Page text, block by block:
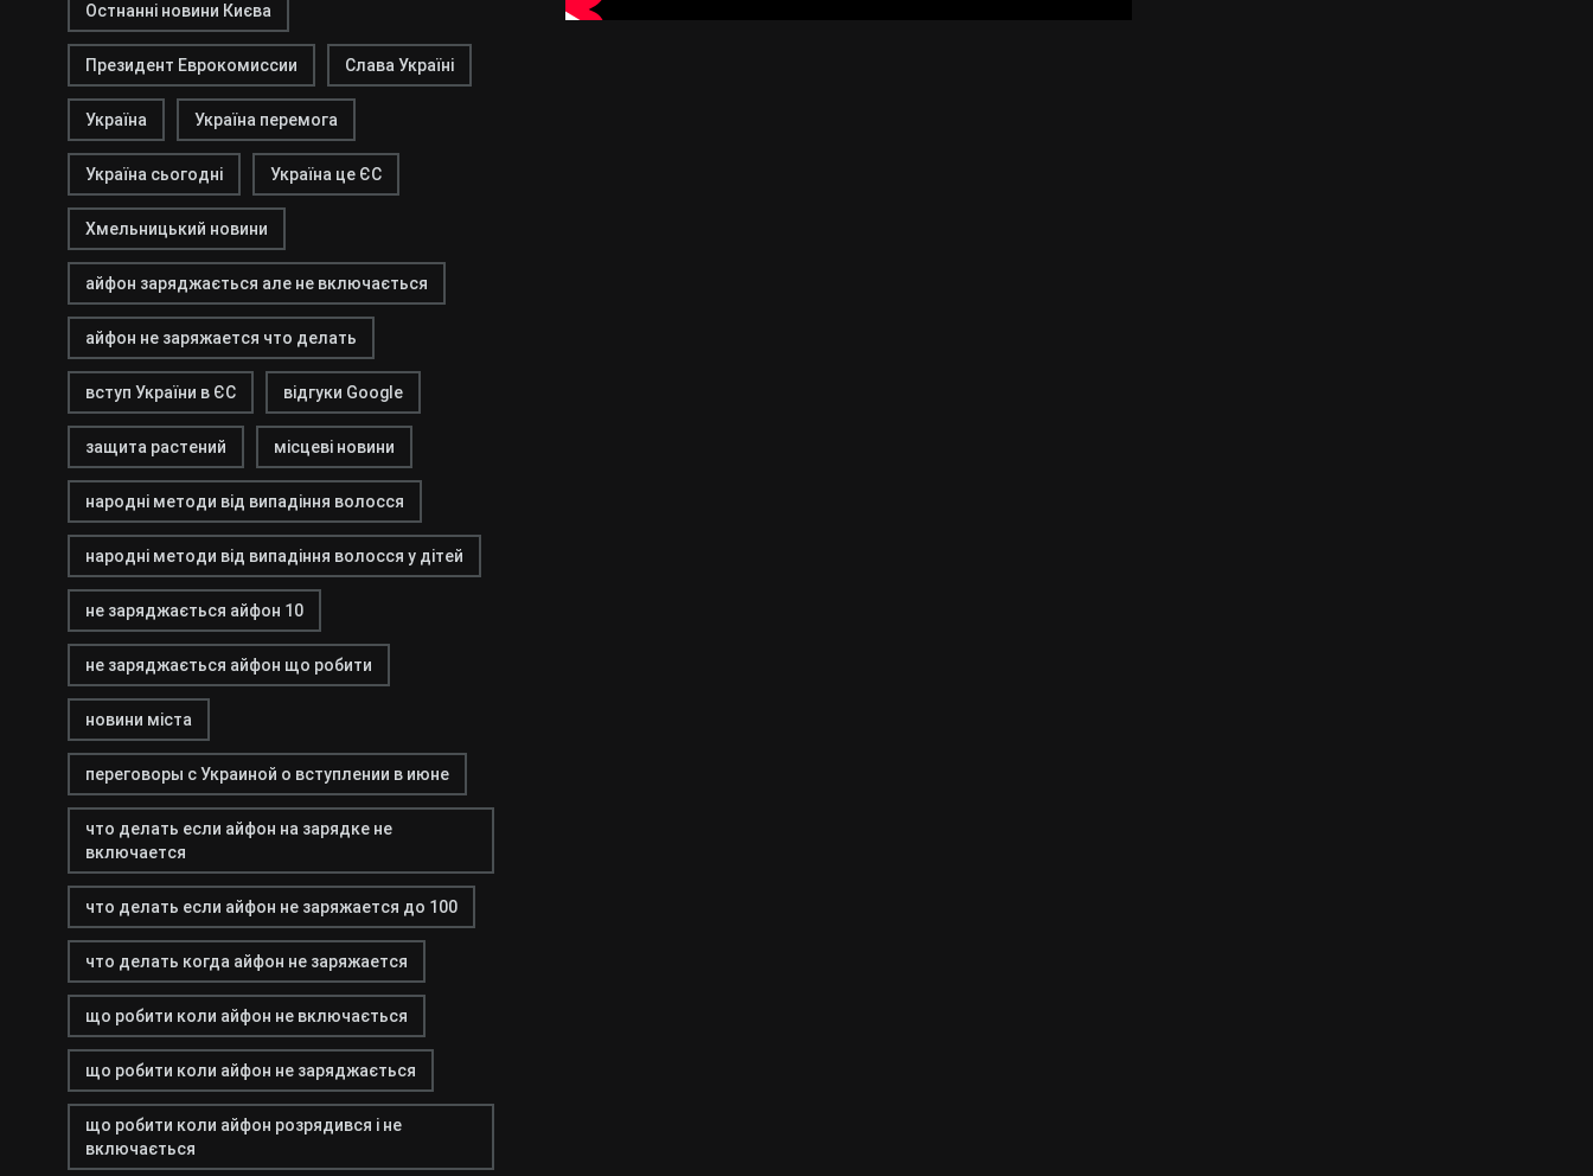
Остнанні новини Києва
Президент Еврокомиссии Слава Україні
Україна Україна перемога
Україна сьогодні Україна це ЄС
Хмельницький новини
айфон заряджається але не включається
айфон не заряжается что делать
вступ України в ЄС відгуки Google
защита растений місцеві новини
народні методи від випадіння волосся
народні методи від випадіння волосся у дітей
не заряджається айфон 10
не заряджається айфон що робити
новини міста
переговоры с Украиной о вступлении в июне
что делать если айфон на зарядке не
включается
что делать если айфон не заряжается до 100
что делать когда айфон не заряжается
що робити коли айфон не включається
що робити коли айфон не заряджається
що робити коли айфон розрядився і не
включається